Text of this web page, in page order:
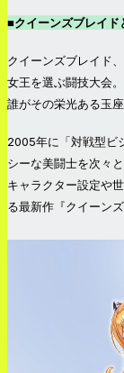
■クイーンズブレイド
クイーンズブレイド
女王を選ぶ闘技大会。
誰がその栄光ある玉
2005年に「対戦型ビ
シーな美闘士を次々
キャラクター設定や
る最新作『クイーン